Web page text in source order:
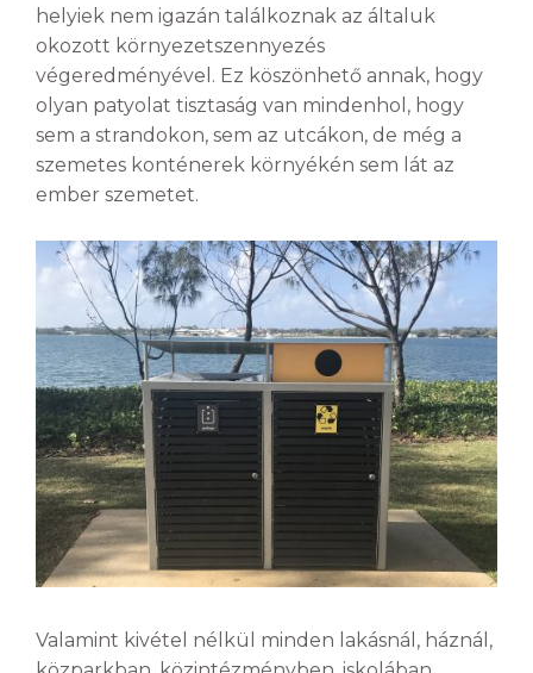
helyiek nem igazán találkoznak az általuk
okozott környezetszennyezés
végeredményével. Ez köszönhető annak, hogy
olyan patyolat tisztaság van mindenhol, hogy
sem a strandokon, sem az utcákon, de még a
szemetes konténerek környékén sem lát az
ember szemetet.
Valamint kivétel nélkül minden lakásnál, háznál,